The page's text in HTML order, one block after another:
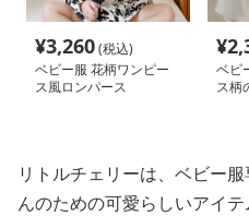
¥3,260(税込)
ベビー服 花柄ワンピー
ス風ロンパース
¥
ベビ
ス柄
リトルチェリーは、ベビー
んのための可愛らしいアイテ